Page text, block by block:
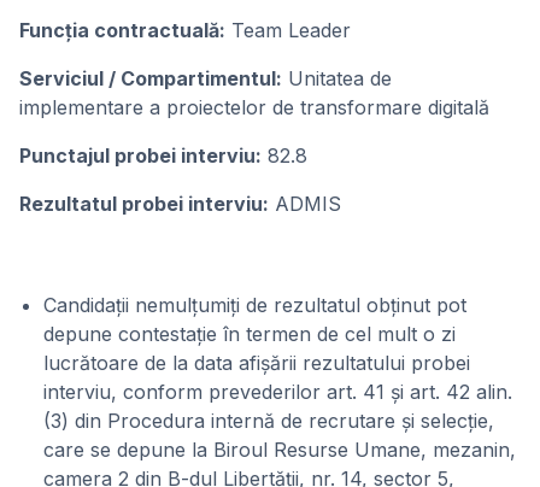
Funcţia contractuală: Team Leader
Serviciul / Compartimentul: Unitatea de
implementare a proiectelor de transformare digitală
Punctajul probei interviu: 82.8
Rezultatul probei interviu: ADMIS
Candidații nemulţumiți de rezultatul obţinut pot
depune contestaţie în termen de cel mult o zi
lucrătoare de la data afişării rezultatului probei
interviu, conform prevederilor art. 41 și art. 42 alin.
(3) din Procedura internă de recrutare și selecție,
care se depune la Biroul Resurse Umane, mezanin,
camera 2 din B-dul Libertății, nr. 14, sector 5,